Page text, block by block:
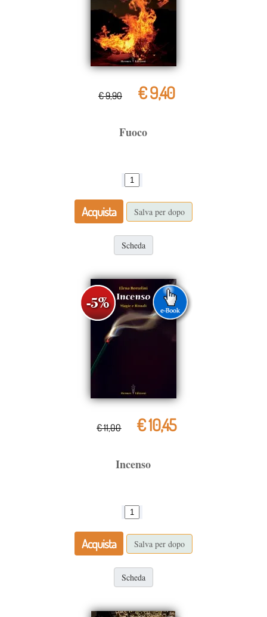
€ 9,90 € 9,40
Fuoco
Acquista Salva per dopo
Scheda
€ 11,00 € 10,45
Incenso
Acquista Salva per dopo
Scheda